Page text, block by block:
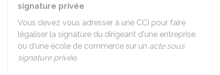
signature privée
Vous devez vous adresser à une CCI pour faire
légaliser la signature du dirigeant d'une entreprise
ou d'une école de commerce sur un acte sous
signature privée.